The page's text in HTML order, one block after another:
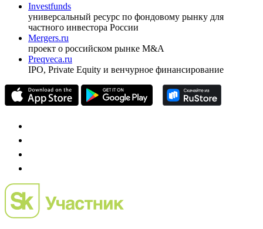
Investfunds
универсальный ресурс по фондовому рынку для
частного инвестора России
Mergers.ru
проект о российском рынке M&A
Preqveca.ru
IPO, Private Equity и венчурное финансирование